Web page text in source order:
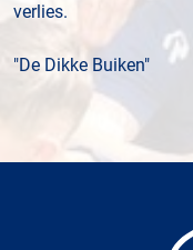
verlies.
"De Dikke Buiken"